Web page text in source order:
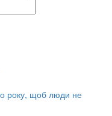
року, щоб люди не